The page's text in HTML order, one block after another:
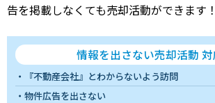
告を掲載しなくても売却活動ができます！
情報を出さない売却活動
『不動産会社』とわからないよう訪問
物件広告を出さない